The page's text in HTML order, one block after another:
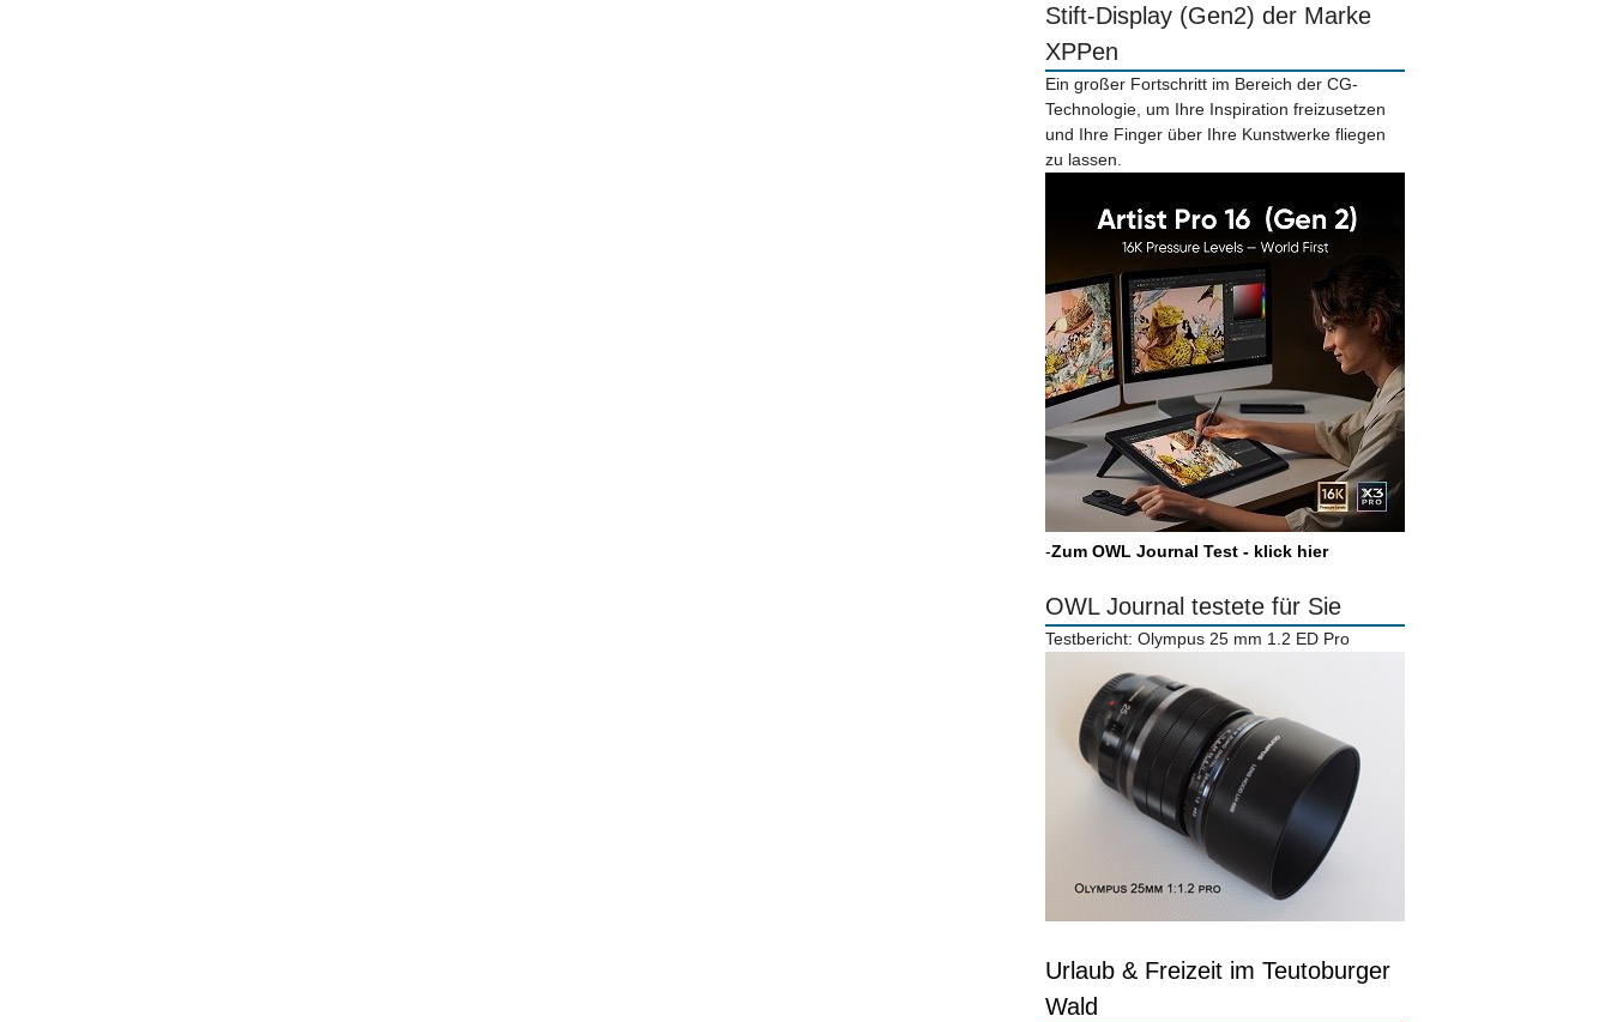
Stift-Display (Gen2) der Marke
XPPen
Ein großer Fortschritt im Bereich der CG-
Technologie, um Ihre Inspiration freizusetzen
und Ihre Finger über Ihre Kunstwerke fliegen
zu lassen.
-Zum OWL Journal Test - klick hier
OWL Journal testete für Sie
Testbericht: Olympus 25 mm 1.2 ED Pro
Urlaub & Freizeit im Teutoburger
Wald